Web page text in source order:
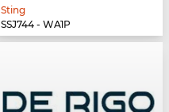
Sting
SSJ744 - WA1P